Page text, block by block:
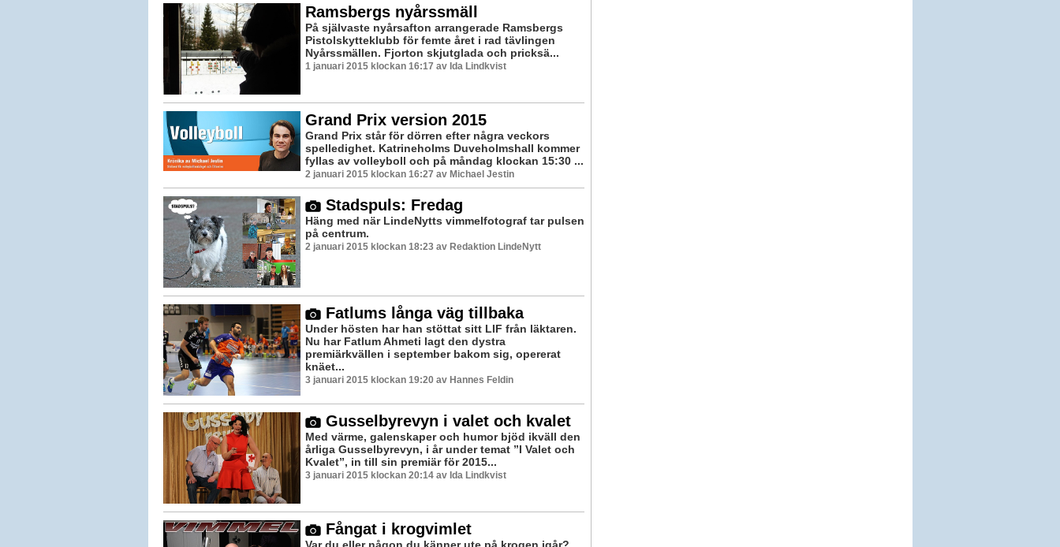
Ramsbergs nyårssmäll
På självaste nyårsafton arrangerade Ramsbergs
Pistolskytteklubb för femte året i rad tävlingen
Nyårssmällen. Fjorton skjutglada och pricksä...
1 januari 2015 klockan 16:17 av Ida Lindkvist
Grand Prix version 2015
Grand Prix står för dörren efter några veckors
spelledighet. Katrineholms Duveholmshall kommer
fyllas av volleyboll och på måndag klockan 15:30 ...
2 januari 2015 klockan 16:27 av Michael Jestin
Stadspuls: Fredag
Häng med när LindeNytts vimmelfotograf tar pulsen
på centrum.
2 januari 2015 klockan 18:23 av Redaktion LindeNytt
Fatlums långa väg tillbaka
Under hösten har han stöttat sitt LIF från läktaren.
Nu har Fatlum Ahmeti lagt den dystra
premiärkvällen i september bakom sig, opererat
knäet...
3 januari 2015 klockan 19:20 av Hannes Feldin
Gusselbyrevyn i valet och kvalet
Med värme, galenskaper och humor bjöd ikväll den
årliga Gusselbyrevyn, i år under temat ”I Valet och
Kvalet”, in till sin premiär för 2015...
3 januari 2015 klockan 20:14 av Ida Lindkvist
Fångat i krogvimlet